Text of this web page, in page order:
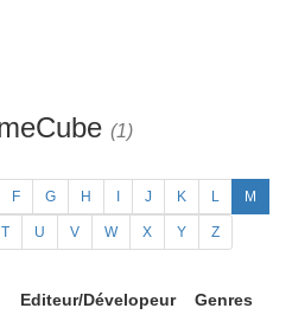
(1)
F G H J K L M
T U V W X Y Z
Editeur/Dévelopeur Genres